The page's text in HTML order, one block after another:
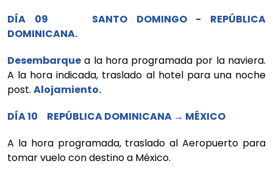
DÍA 09 SANTO DOMINGO - REPÚBLICA
DOMINICANA.
Desembarque a la hora programada por la naviera.
A la hora indicada, traslado al hotel para una noche
post. Alojamiento.
DÍA 10 REPÚBLICA DOMINICANA → MÉXICO
A la hora programada, traslado al Aeropuerto para
tomar vuelo con destino a México.